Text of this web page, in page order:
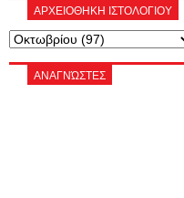
ΑΡΧΕΙΟΘΗΚΗ ΙΣΤΟΛΟΓΙΟΥ
ΑΝΑΓΝΏΣΤΕΣ